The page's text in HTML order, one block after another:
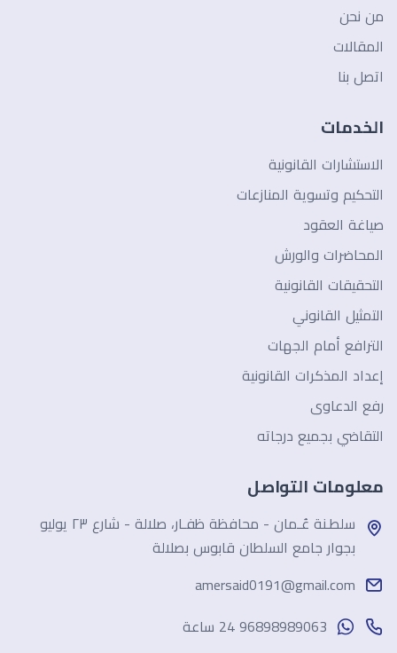
من نحن
المقالات
اتصل بنا
الخدمات
الاستشارات القانونية
التحكيم وتسوية المنازعات
صياغة العقود
المحاضرات والورش
التحقيقات القانونية
التمثيل القانوني
الترافع أمام الجهات
إعداد المذكرات القانونية
رفع الدعاوى
التقاضي بجميع درجاته
معلومات التواصل
سلطـنة عُـمان - محافظة ظفـار، صلالة - شارع ٢٣ يوليو
بجوار جامع السلطان قابوس بصلالة
amersaid0191@gmail.com
96898989063 24 ساعة